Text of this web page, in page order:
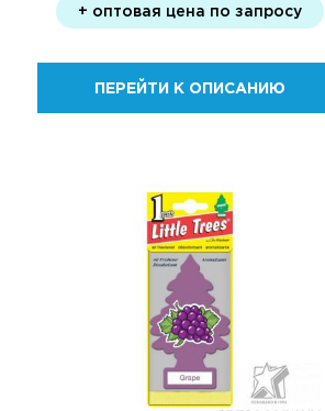
+ оптовая цена по запросу
ПЕРЕЙТИ К ОПИСАНИЮ